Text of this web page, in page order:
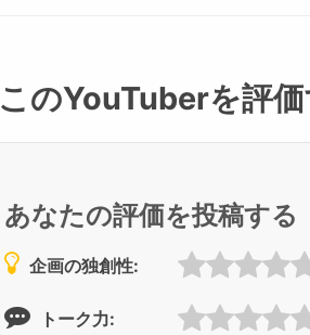
このYouTuberを評
あなたの評価を投稿する
企画の独創性:
トーク力: